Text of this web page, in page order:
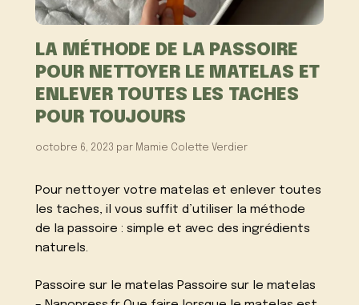
LA MÉTHODE DE LA PASSOIRE
POUR NETTOYER LE MATELAS ET
ENLEVER TOUTES LES TACHES
POUR TOUJOURS
octobre 6, 2023 par Mamie Colette Verdier
Pour nettoyer votre matelas et enlever toutes
les taches, il vous suffit d’utiliser la méthode
de la passoire : simple et avec des ingrédients
naturels.
Passoire sur le matelas Passoire sur le matelas